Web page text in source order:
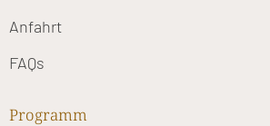
Anfahrt
FAQs
Programm